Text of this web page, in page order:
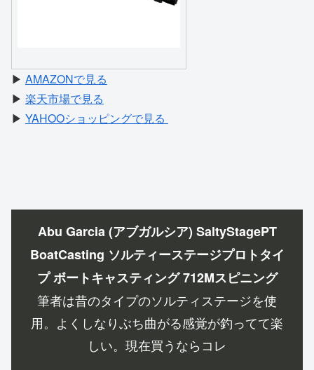
▶ AMAZONで見る
▶ 楽天市場で見る
▶ YAHOOショッピングで見る
Abu Garcia (アブガルシア) SaltyStagePT
BoatCasting ソルティーステージプロトタイ
プ ボートキャスティング 712Mスピニング
筆者は昔のタイプのソルティステージを使
用。よくしなりぶち曲がる感覚が釣ってて楽
しい。現在買うならコレ